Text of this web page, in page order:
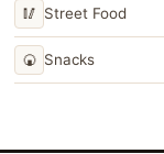
🥢 Street Food
🍘 Snacks